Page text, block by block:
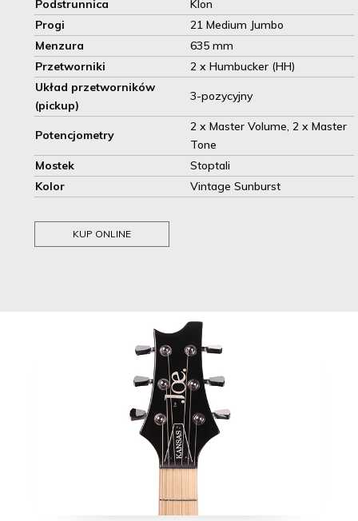
Podstrunnica
Klon
Progi
21 Medium Jumbo
Menzura
635 mm
Przetworniki
2 x Humbucker (HH)
Układ przetworników
(pickup)
3-pozycyjny
Potencjometry
2 x Master Volume, 2 x Master
Tone
Mostek
Stoptali
Kolor
Vintage Sunburst
KUP ONLINE